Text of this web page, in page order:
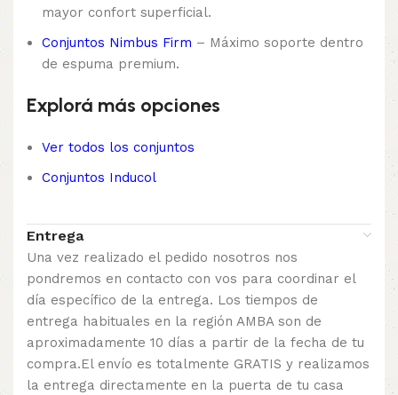
mayor confort superficial.
Conjuntos Nimbus Firm – Máximo soporte dentro
de espuma premium.
Explorá más opciones
Ver todos los conjuntos
Conjuntos Inducol
Entrega
Una vez realizado el pedido nosotros nos
pondremos en contacto con vos para coordinar el
día específico de la entrega. Los tiempos de
entrega habituales en la región AMBA son de
aproximadamente 10 días a partir de la fecha de tu
compra.El envío es totalmente GRATIS y realizamos
la entrega directamente en la puerta de tu casa